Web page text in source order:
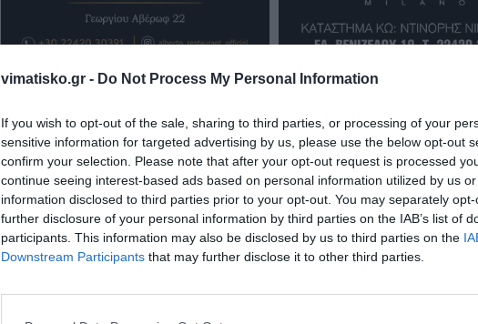
vimatisko.gr - Do Not Process My Personal Information
If you wish to opt-out of the sale, sharing to third parties, or processing of your
sensitive information for targeted advertising by us, please use the below opt-out
confirm your selection. Please note that after your opt-out request is processed
continue seeing interest-based ads based on personal information utilized by us
information disclosed to third parties prior to your opt-out. You may separately
further disclosure of your personal information by third parties on the IAB’s list of
participants. This information may also be disclosed by us to third parties on the
Downstream Participants that may further disclose it to other third parties.
ΕΠΙΚΑΙΡΟΤΗΤΑ
B. Κικίλιας: Μειώθηκαν κατά
34% οι μεταναστευτικές
ροές στα θαλάσσια σύνορα
Σημαντική υποχώρηση των μεταναστευτικών